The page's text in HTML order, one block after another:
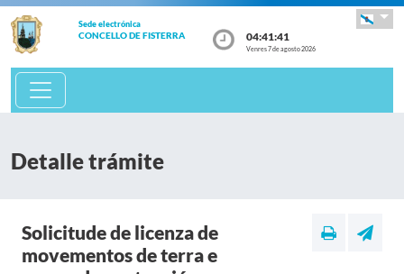
Sede electrónica
CONCELLO DE FISTERRA 04:41:41
Venres 7 de agosto 2026
Detalle trámite
Solicitude de licenza de
movementos de terra e